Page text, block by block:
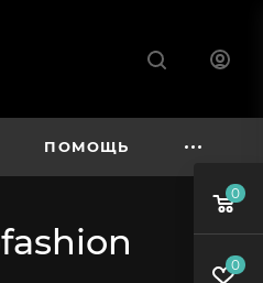
ПОМОЩЬ
0
0